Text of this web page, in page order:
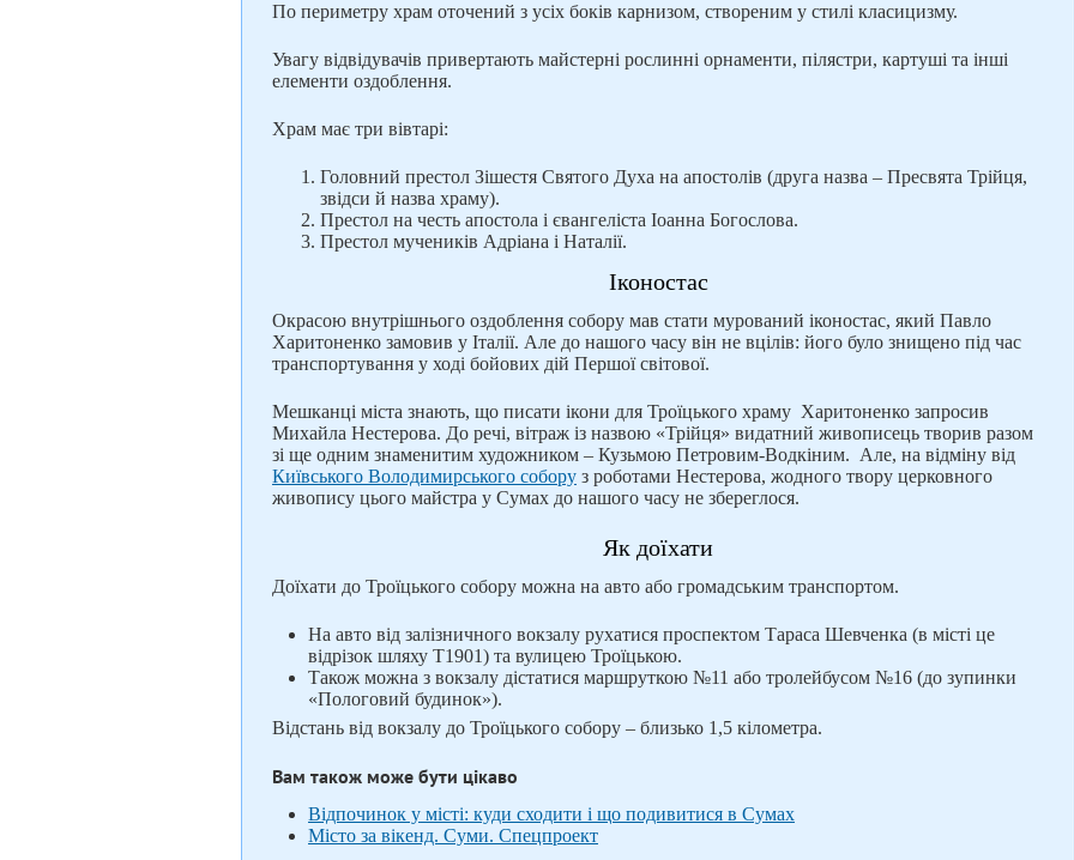
По периметру храм оточений з усіх боків карнизом, створеним у стилі класицизму.
Увагу відвідувачів привертають майстерні рослинні орнаменти, пілястри, картуші та інші
елементи оздоблення.
Храм має три вівтарі:
Головний престол Зішестя Святого Духа на апостолів (друга назва – Пресвята Трійця,
звідси й назва храму).
Престол на честь апостола і євангеліста Іоанна Богослова.
Престол мучеників Адріана і Наталії.
Іконостас
Окрасою внутрішнього оздоблення собору мав стати мурований іконостас, який Павло
Харитоненко замовив у Італії. Але до нашого часу він не вцілів: його було знищено під час
транспортування у ході бойових дій Першої світової.
Мешканці міста знають, що писати ікони для Троїцького храму Харитоненко запросив
Михайла Нестерова. До речі, вітраж із назвою «Трійця» видатний живописець творив разом
зі ще одним знаменитим художником – Кузьмою Петровим-Водкіним. Але, на відміну від
Київського Володимирського собору з роботами Нестерова, жодного твору церковного
живопису цього майстра у Сумах до нашого часу не збереглося.
Як доїхати
Доїхати до Троїцького собору можна на авто або громадським транспортом.
На авто від залізничного вокзалу рухатися проспектом Тараса Шевченка (в місті це
відрізок шляху Т1901) та вулицею Троїцькою.
Також можна з вокзалу дістатися маршруткою №11 або тролейбусом №16 (до зупинки
«Пологовий будинок»).
Відстань від вокзалу до Троїцького собору – близько 1,5 кілометра.
Вам також може бути цікаво
Відпочинок у місті: куди сходити і що подивитися в Сумах
Місто за вікенд. Суми. Спецпроект